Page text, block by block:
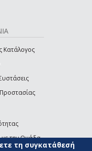
Κατάλογος
με την Ομάδα
site(link sends e-mail)
τη συγκατάθεσή